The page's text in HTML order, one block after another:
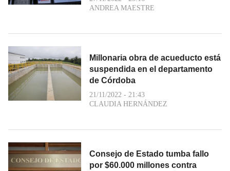
ANDREA MAESTRE
Millonaria obra de acueducto está
suspendida en el departamento
de Córdoba
21/11/2022 - 21:43
CLAUDIA HERNÁNDEZ
Consejo de Estado tumba fallo
por $60.000 millones contra